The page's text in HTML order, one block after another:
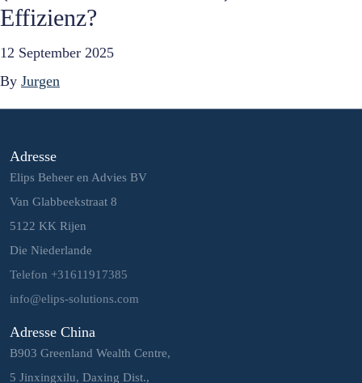
Effizienz?
12 September 2025
By Jurgen
Adresse
Elips Beheer en Advies BV
Van Glabbeekstraat 8
5122 KK Rijen
Die Niederlande
Telefon +31611917385
info@elips-solutions.com
Adresse China
B903 Greenland Wealth Centre,
5 Jinxingxilu, Daxing Dist.,